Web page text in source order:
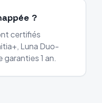
?
certifiés
Luna Duo-
garanties 1 an.